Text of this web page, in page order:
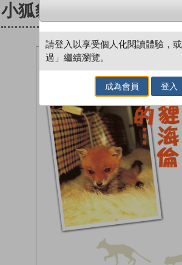
小狐貍海倫留下的…
請登入以享受個人化閱讀體驗，
過」繼續瀏覽。
成為會員 登入